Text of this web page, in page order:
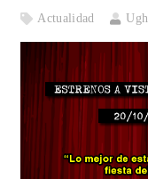
Actualidad Ugh